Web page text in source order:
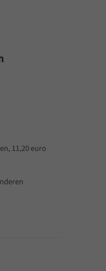
11,20 euro